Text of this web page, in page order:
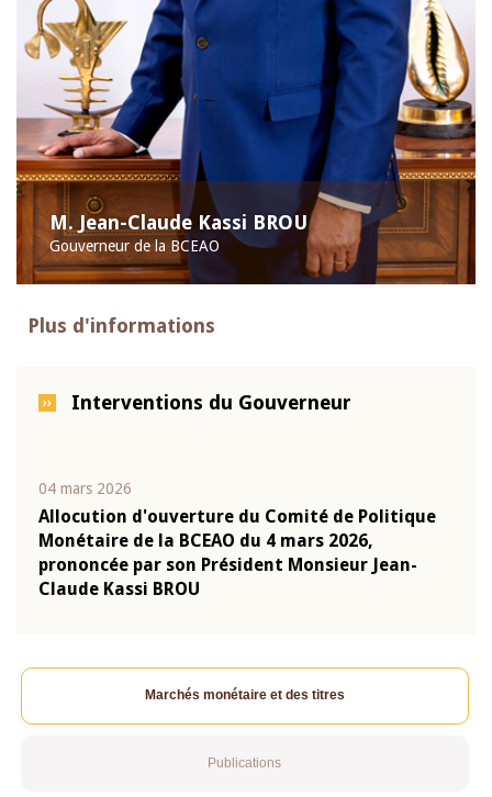
M. Jean-Claude Kassi BROU
Gouverneur de la BCEAO
Plus d'informations
Interventions du Gouverneur
04 mars 2026
Allocution d'ouverture du Comité de Politique
Monétaire de la BCEAO du 4 mars 2026,
prononcée par son Président Monsieur Jean-
Claude Kassi BROU
Marchés monétaire et des titres
Publications